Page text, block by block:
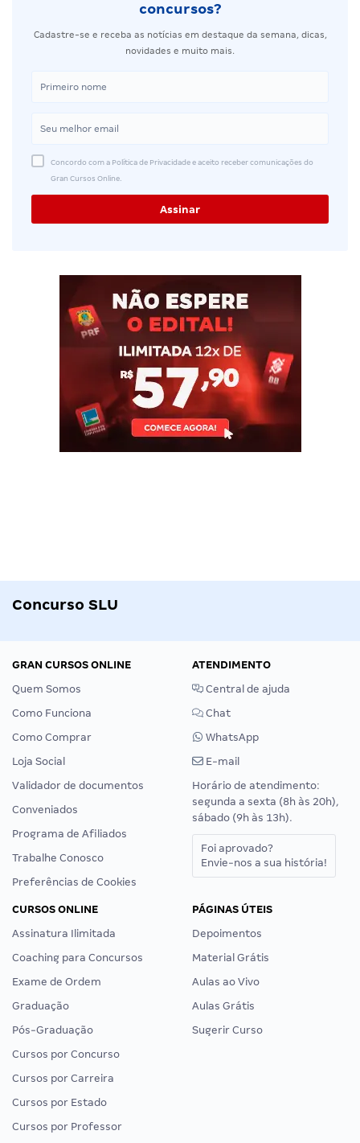
concursos?
Cadastre-se e receba as notícias em destaque da semana, dicas,
novidades e muito mais.
Concordo com a Política de Privacidade e aceito receber comunicações do
Gran Cursos Online.
Concurso SLU
GRAN CURSOS ONLINE
Quem Somos
Como Funciona
Como Comprar
Loja Social
Validador de documentos
Conveniados
Programa de Afiliados
Trabalhe Conosco
Preferências de Cookies
ATENDIMENTO
Central de ajuda
Chat
WhatsApp
E-mail
Horário de atendimento:
segunda a sexta (8h às 20h),
sábado (9h às 13h).
Foi aprovado?
Envie-nos a sua história!
CURSOS ONLINE
Assinatura Ilimitada
Coaching para Concursos
Exame de Ordem
Graduação
Pós-Graduação
Cursos por Concurso
Cursos por Carreira
Cursos por Estado
Cursos por Professor
PÁGINAS ÚTEIS
Depoimentos
Material Grátis
Aulas ao Vivo
Aulas Grátis
Sugerir Curso